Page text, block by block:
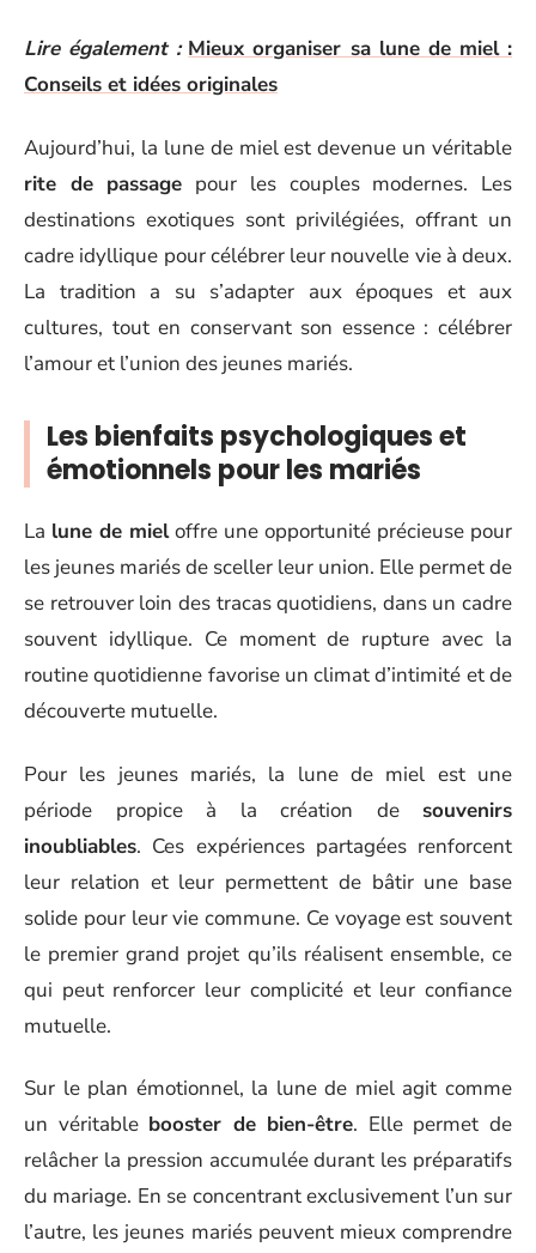
Lire également : Mieux organiser sa lune de miel :
Conseils et idées originales
Aujourd’hui, la lune de miel est devenue un véritable
rite de passage pour les couples modernes. Les
destinations exotiques sont privilégiées, offrant un
cadre idyllique pour célébrer leur nouvelle vie à deux.
La tradition a su s’adapter aux époques et aux
cultures, tout en conservant son essence : célébrer
l’amour et l’union des jeunes mariés.
Les bienfaits psychologiques et
émotionnels pour les mariés
La lune de mieloffre une opportunité précieuse pour
les jeunes mariés de sceller leur union. Elle permet de
se retrouver loin des tracas quotidiens, dans un cadre
souvent idyllique. Ce moment de rupture avec la
routine quotidienne favorise un climat d’intimité et de
découverte mutuelle.
Pour les jeunes mariés, la lune de miel est une
période propice à la création de souvenirs
inoubliables. Ces expériences partagées renforcent
leur relation et leur permettent de bâtir une base
solide pour leur vie commune. Ce voyage est souvent
le premier grand projet qu’ils réalisent ensemble, ce
qui peut renforcer leur complicité et leur confiance
mutuelle.
Sur le plan émotionnel, la lune de miel agit comme
un véritable booster de bien-être. Elle permet de
relâcher la pression accumulée durant les préparatifs
du mariage. En se concentrant exclusivement l’un sur
l’autre, les jeunes mariés peuvent mieux comprendre